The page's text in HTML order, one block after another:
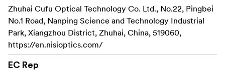
vyrobený z optického skla pro větší čirost a
barevnou věrnost.
Šedý přechodový filtr ztmaví světlá místa na
snímku, jako například obloha, ale zbylé části
snímku zůstanou stejné.
Zhuhai Cufu Optical Technology Co. Ltd., No.22, Pingbei
No.1 Road, Nanping Science and Technology Industrial
Park, Xiangzhou District, Zhuhai, China, 519060,
https://en.nisioptics.com/
EC Rep